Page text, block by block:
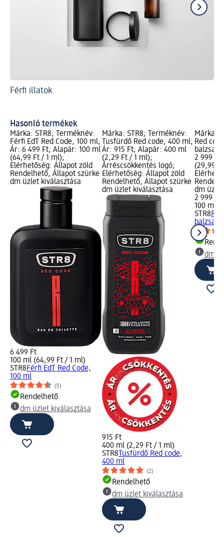
Férfi illatok
Hasonló termékek
Márka: STR8; Terméknév:
Férfi EdT Red Code, 100 ml;
Ár: 6 499 Ft; Alapár: 100 ml
(64,99 Ft / 1 ml);
Elérhetőség: Állapot zöld
Rendelhető, Állapot szürke
dm üzlet kiválasztása
6 499 Ft
100 ml (64,99 Ft / 1 ml)
STR8Férfi EdT Red Code,
100 ml
(5)
Rendelhető
dm üzlet kiválasztása
Márka: STR8; Terméknév:
Tusfürdő Red code, 400 ml;
Ár: 915 Ft; Alapár: 400 ml
(2,29 Ft / 1 ml);
Árréscsökkentés logó;
Elérhetőség: Állapot zöld
Rendelhető, Állapot szürke
dm üzlet kiválasztása
915 Ft
400 ml (2,29 Ft / 1 ml)
STR8 Tusfürdő Red code,
400 ml
(2)
Rendelhető
dm üzlet kiválasztása
Márka:
Red
2 999
(29,99
dm
2 999 Ft
100 ml
STR8
dm